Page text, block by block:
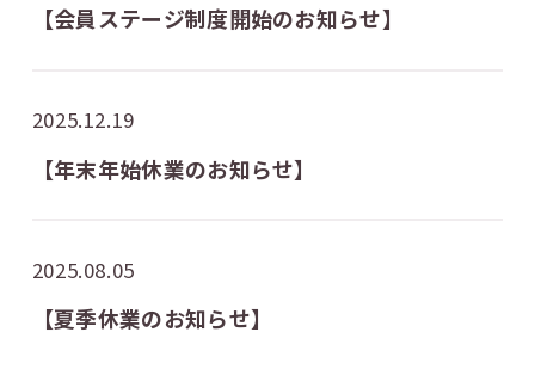
【会員ステージ制度開始のお知らせ】
2025.12.19
【年末年始休業のお知らせ】
2025.08.05
【夏季休業のお知らせ】